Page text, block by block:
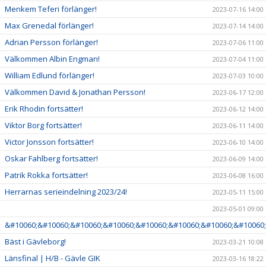
Menkem Teferi förlänger! 2023-07-16 14:00
Max Grenedal förlänger! 2023-07-14 14:00
Adrian Persson förlänger! 2023-07-06 11:00
Välkommen Albin Engman! 2023-07-04 11:00
William Edlund förlänger! 2023-07-03 10:00
Välkommen David & Jonathan Persson! 2023-06-17 12:00
Erik Rhodin fortsätter! 2023-06-12 14:00
Viktor Borg fortsätter! 2023-06-11 14:00
Victor Jonsson fortsätter! 2023-06-10 14:00
Oskar Fahlberg fortsätter! 2023-06-09 14:00
Patrik Rokka fortsätter! 2023-06-08 16:00
Herrarnas serieindelning 2023/24!
2023-05-11 15:00
2023-05-01 09:00
Bäst i Gävleborg!
2023-03-21 10:08
Länsfinal | H/B - Gävle GIK 2023-03-16 18:22